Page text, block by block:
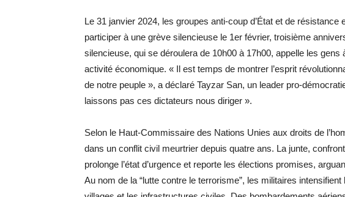
Le 31 janvier 2024, les groupes anti-coup d’État et de résistance
participer à une grève silencieuse le 1er février, troisième
silencieuse, qui se déroulera de 10h00 à 17h00, appelle les gens
activité économique. « Il est temps de montrer l’esprit
de notre peuple », a déclaré Tayzar San, un leader pro-
laissons pas ces dictateurs nous diriger ».
Selon le Haut-Commissaire des Nations Unies aux droits de
dans un conflit civil meurtrier depuis quatre ans. La junte,
prolonge l’état d’urgence et reporte les élections promises,
Au nom de la “lutte contre le terrorisme”, les militaires